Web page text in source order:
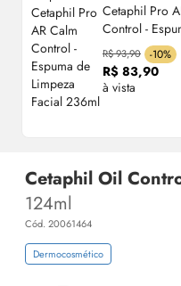
Cetaphil Pro
Control -
Limpeza Facial
R$ 93,90 -10%
R$ 83,90
à vista
Cetaphil Oil
124ml
Cód. 20061464
Dermocosmético